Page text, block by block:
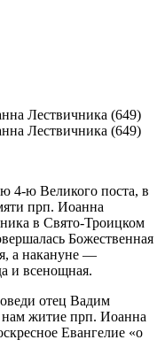
Лествичника (649)
Лествичника (649)
4-ю Великого поста, в
прп. Иоанна
в Свято-Троицком
Божественная
а накануне —
и всенощная.
отец Вадим
нам житие прп. Иоанна
Евангелие «о